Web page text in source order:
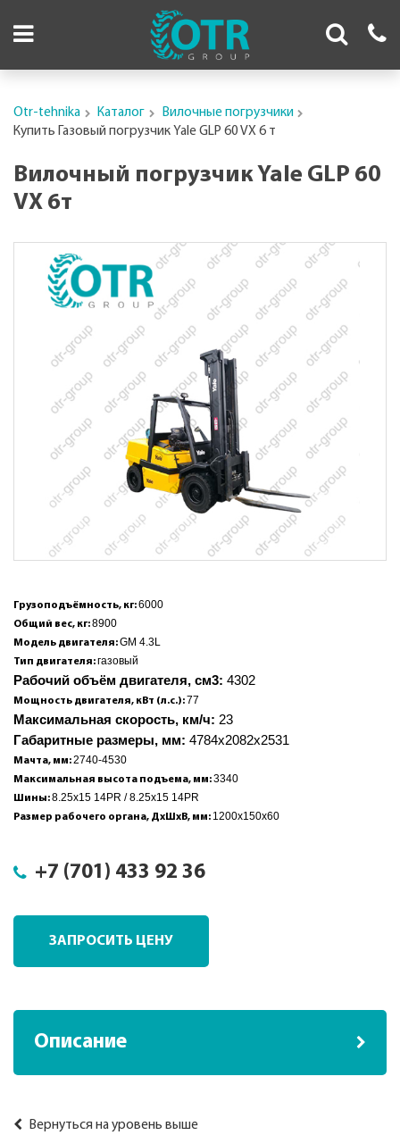
Otr-tehnika Каталог
Вилочные погрузчики
Купить Газовый погрузчик Yale GLP 60 VX 6 т
Вилочный погрузчик Yale GLP 60
VX 6т
Грузоподъёмность, кг:6000
Общий вес, кг:8900
Модель двигателя:GM 4.3L
Тип двигателя:газовый
Рабочий объём двигателя, см3: 4302
Мощность двигателя, кВт (л.с.):77
Максимальная скорость, км/ч: 23
Габаритные размеры, мм: 4784x2082x2531
Мачта, мм:2740-4530
Максимальная высота подъема, мм:3340
Шины:8.25x15 14PR / 8.25x15 14PR
Размер рабочего органа, ДхШхВ, мм: 1200x150x60
+7 (701) 433 92 36
ЗАПРОСИТЬ ЦЕНУ
Описание
Вернуться на уровень выше